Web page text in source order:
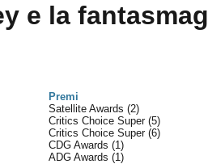
e la
Premi
Satellite Awards (2)
Critics Choice Super (5)
Critics Choice Super (6)
CDG Awards (1)
ADG Awards (1)